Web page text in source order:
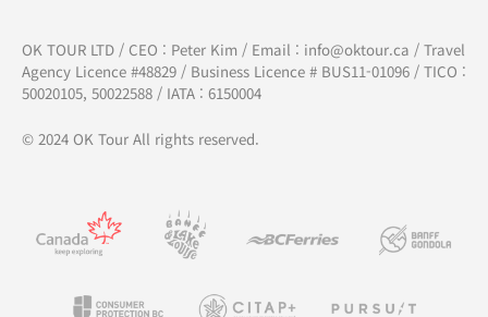
OK TOUR LTD / CEO : Peter Kim / Email : info@oktour.ca / Travel
Agency Licence #48829 / Business Licence # BUS11-01096 / TICO :
50020105, 50022588 / IATA : 6150004
© 2024 OK Tour All rights reserved.